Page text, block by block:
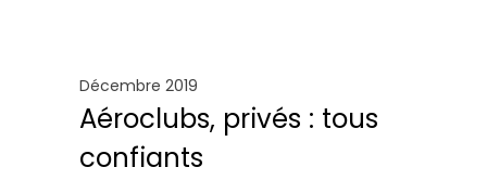
Décembre 2019
Aéroclubs, privés : tous
confiants